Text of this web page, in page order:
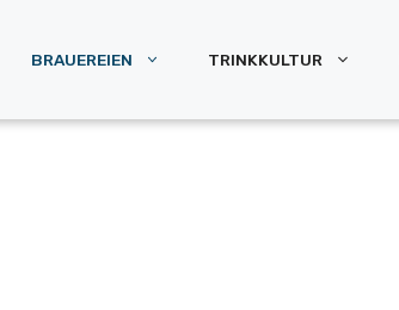
BRAUEREIEN TRINKKULTUR